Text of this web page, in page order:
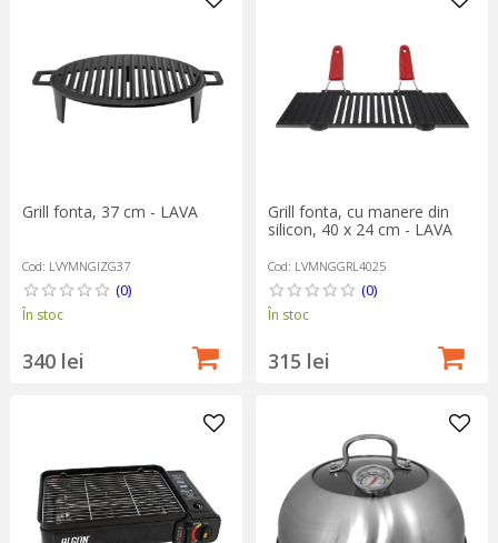
Grill fonta, 37 cm - LAVA
Cod: LVYMNGIZG37
(0)
În stoc
340 lei
Grill fonta, cu manere din
silicon, 40 x 24 cm - LAVA
Cod: LVMNGGRL4025
(0)
În stoc
315 lei